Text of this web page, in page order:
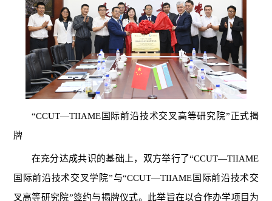
“CCUT—TIIAME国际前沿技术交叉高等研究院”正式揭
牌
在充分达成共识的基础上，双方举行了“CCUT—TIIAME
国际前沿技术交叉学院”与“CCUT—TIIAME国际前沿技术交
叉高等研究院”签约与揭牌仪式。此举旨在以合作办学项目为